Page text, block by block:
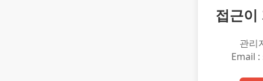
접근이
관리
Email